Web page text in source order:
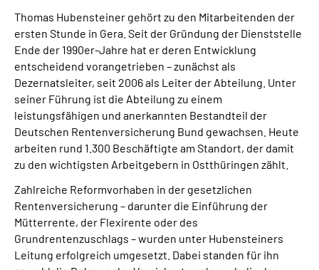
Thomas Hubensteiner gehört zu den Mitarbeitenden der
ersten Stunde in Gera. Seit der Gründung der Dienststelle
Ende der 1990er-Jahre hat er deren Entwicklung
entscheidend vorangetrieben – zunächst als
Dezernatsleiter, seit 2006 als Leiter der Abteilung. Unter
seiner Führung ist die Abteilung zu einem
leistungsfähigen und anerkannten Bestandteil der
Deutschen Rentenversicherung Bund gewachsen. Heute
arbeiten rund 1.300 Beschäftigte am Standort, der damit
zu den wichtigsten Arbeitgebern in Ostthüringen zählt.
Zahlreiche Reformvorhaben in der gesetzlichen
Rentenversicherung – darunter die Einführung der
Mütterrente, der Flexirente oder des
Grundrentenzuschlags – wurden unter Hubensteiners
Leitung erfolgreich umgesetzt. Dabei standen für ihn